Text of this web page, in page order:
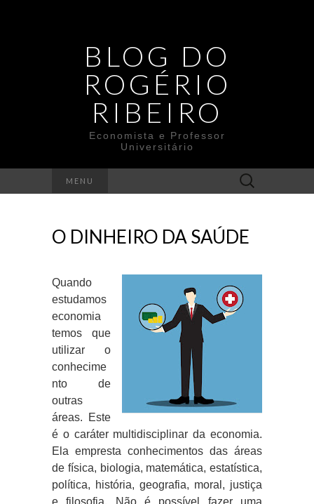
BLOG DO
ROGÉRIO
RIBEIRO
Economista e Professor
Universitário
MENU
Search
for:
O DINHEIRO DA SAÚDE
Quando
estudamos
economia
temos que
utilizar o
conhecime
nto de
outras
áreas. Este
é o caráter multidisciplinar da economia.
Ela empresta conhecimentos das áreas
de física, biologia, matemática, estatística,
política, história, geografia, moral, justiça
e filosofia. Não é possível fazer uma